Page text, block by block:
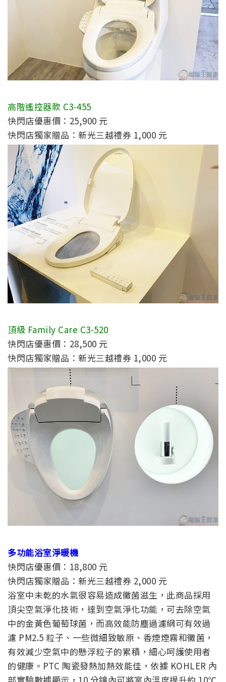
高階遙控器款 C3-455
快閃店優惠價：25,900 元
快閃店獨家贈品：新光三越禮券 1,000 元
頂級 Family Care C3-520
快閃店優惠價：28,500 元
快閃店獨家贈品：新光三越禮券 1,000 元
多功能浴室淨暖機
快閃店優惠價：18,800 元
快閃店獨家贈品：新光三越禮券 2,000 元
浴室中未乾的水氣很容易造成黴菌滋生，此商品採用
頂尖空氣淨化技術，達到空氣淨化功能，可去除空氣
中的金黃色葡萄球菌，而高效能防塵過濾網可有效過
濾 PM2.5 粒子、一些微細致敏原、香煙煙霧和黴菌，
有效減少空氣中的懸浮粒子的累積，細心呵護使用者
的健康。PTC 陶瓷發熱加熱效能佳，依據 KOHLER 內